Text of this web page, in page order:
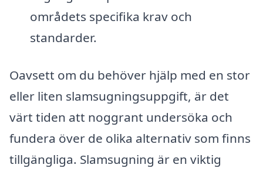
områdets specifika krav och
standarder.
Oavsett om du behöver hjälp med en stor
eller liten slamsugningsuppgift, är det
värt tiden att noggrant undersöka och
fundera över de olika alternativ som finns
tillgängliga. Slamsugning är en viktig